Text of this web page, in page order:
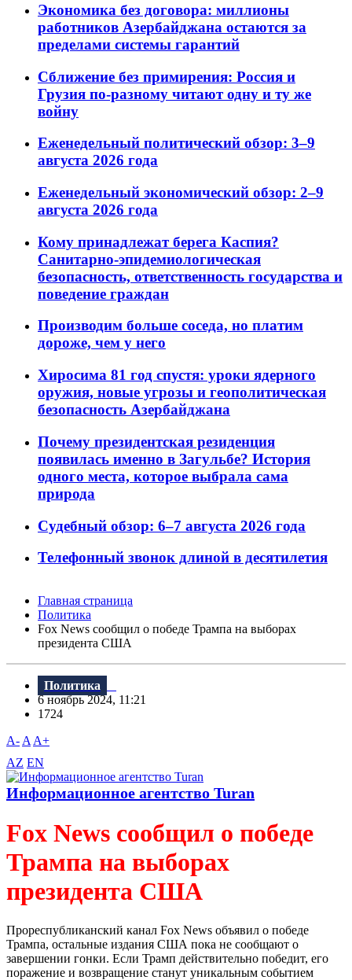
Экономика без договора: миллионы
работников Азербайджана остаются за
пределами системы гарантий
Сближение без примирения: Россия и
Грузия по-разному читают одну и ту же
войну
Еженедельный политический обзор: 3–9
августа 2026 года
Еженедельный экономический обзор: 2–9
августа 2026 года
Кому принадлежат берега Каспия?
Санитарно-эпидемиологическая
безопасность, ответственность государства и
поведение граждан
Производим больше соседа, но платим
дороже, чем у него
Хиросима 81 год спустя: уроки ядерного
оружия, новые угрозы и геополитическая
безопасность Азербайджана
Почему президентская резиденция
появилась именно в Загульбе? История
одного места, которое выбрала сама
природа
Судебный обзор: 6–7 августа 2026 года
Телефонный звонок длиной в десятилетия
Главная страница
Политика
Fox News сообщил о победе Трампа на выборах
президента США
Политика
6 ноябрь 2024, 11:21
1724
A- A A+
AZ EN
Информационное агентство Turan
Fox News сообщил о победе
Трампа на выборах
президента США
Прореспубликанский канал Fox News объявил о победе
Трампа, остальные издания США пока не сообщают о
завершении гонки. Если Трамп действительно победит, его
поражение и возвращение станут уникальным событием